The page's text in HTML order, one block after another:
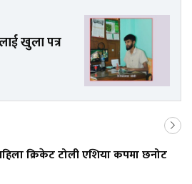
खुला पत्र
क्रिकेट टोली एशिया कपमा छनोट